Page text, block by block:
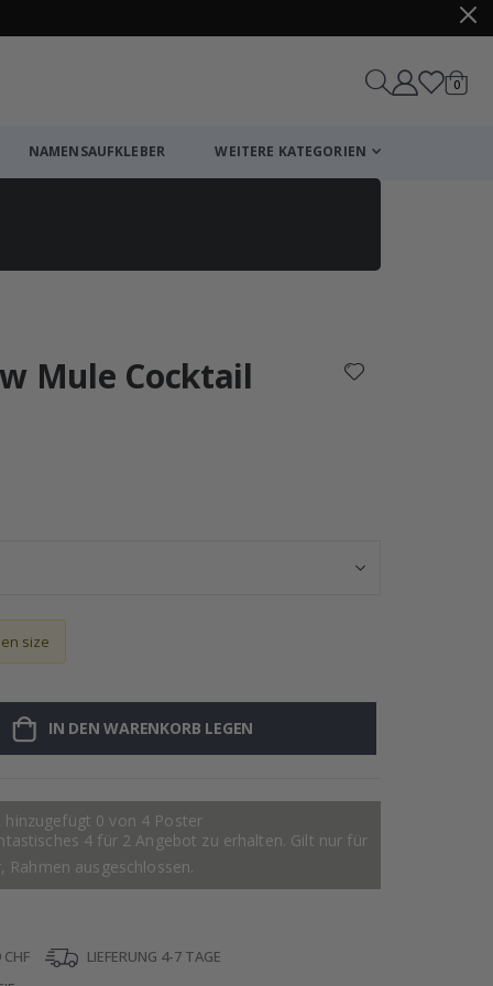
Wagen
0
NAMENSAUFKLEBER WEITERE KATEGORIEN
Mule Cocktail
size
IN DEN WARENKORB LEGEN
hinzugefügt 0 von 4 Poster
4 für 2 Angebot zu erhalten. Gilt nur für
Rahmen ausgeschlossen.
LIEFERUNG 4-7 TAGE